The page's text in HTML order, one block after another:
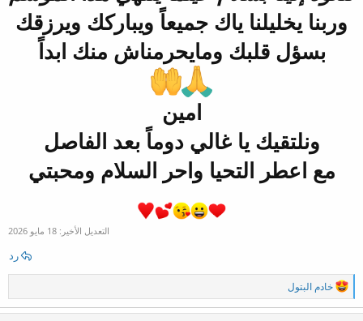
وربنا يخليلنا ياك جميعاً ويباركك ويرزقك
بسؤل قلبك ومايحرمناش منك ابداً
امين
ونلتقيك يا غالي دوماً بعد الفاصل
مع اعطر التحيا واحر السلام ومحبتي
التعديل الأخير: 18 مايو 2026
رد
ا
ل
ت
خادم البتول